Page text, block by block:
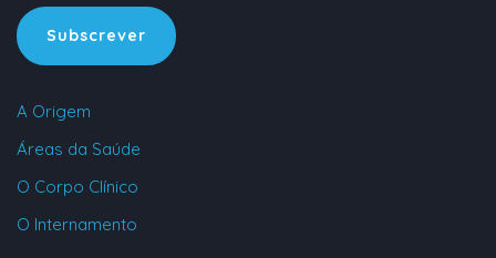
Subscrever
A Origem
Áreas da Saúde
O Corpo Clínico
O Internamento